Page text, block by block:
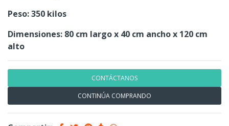
Peso: 350 kilos
Dimensiones: 80 cm largo x 40 cm ancho x 120 cm
alto
CONTÁCTANOS
CONTINÚA COMPRANDO